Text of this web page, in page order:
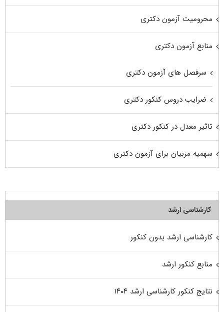
محرومیت آزمون دکتری
منابع آزمون دکتری
سرفصل های آزمون دکتری
ضرایب دروس کنکور دکتری
تاثیر معدل در کنکور دکتری
سهمیه مربیان برای آزمون دکتری
کارشناسی ارشد
کارشناسی ارشد بدون کنکور
منابع کنکور ارشد
نتایج کنکور کارشناسی ارشد ۱۴۰۴